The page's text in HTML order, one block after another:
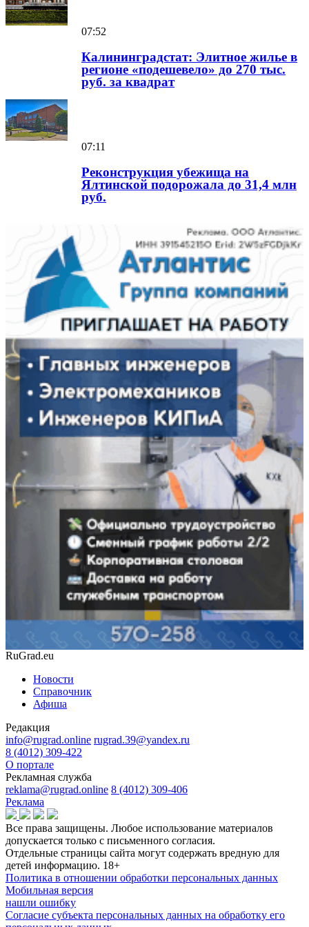
07:52
Калининградстат: Элитное жилье в
регионе «подешевело» до 270 тыс.
руб. за квадрат
07:11
Реконструкция убежища на
Ялтинской подорожала до 31,4 млн
руб.
RuGrad.eu
Новости
Справочник
Афиша
Редакция
info@rugrad.online rugrad.39@yandex.ru
8 (4012) 309-422
О портале
Рекламная служба
reklama@rugrad.online 8 (4012) 309-406
Реклама
Все права защищены. Любое использование материалов
допускается только с письменного согласия.
Отдельные страницы сайта могут содержать вредную для
детей информацию. 18+
Политика в отношении обработки персональных данных
Мобильная версия
нашли ошибку
Согласие субъекта персональных данных на обработку его